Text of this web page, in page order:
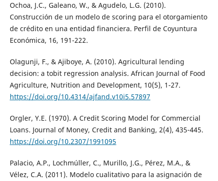
Ochoa, J.C., Galeano, W., & Agudelo, L.G. (2010).
Construcción de un modelo de scoring para el otorgamiento
de crédito en una entidad financiera. Perfil de Coyuntura
Económica, 16, 191-222.
Olagunji, F., & Ajiboye, A. (2010). Agricultural lending
decision: a tobit regression analysis. African Journal of Food
Agriculture, Nutrition and Development, 10(5), 1-27.
https://doi.org/10.4314/ajfand.v10i5.57897
Orgler, Y.E. (1970). A Credit Scoring Model for Commercial
Loans. Journal of Money, Credit and Banking, 2(4), 435-445.
https://doi.org/10.2307/1991095
Palacio, A.P., Lochmúller, C., Murillo, J.G., Pérez, M.A., &
Vélez, C.A. (2011). Modelo cualitativo para la asignación de